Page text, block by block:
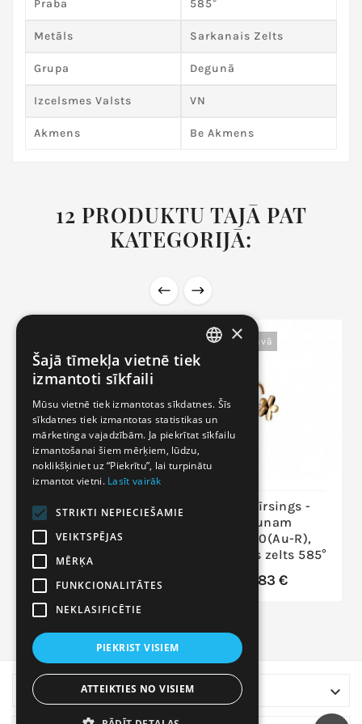
Praba 585°
Metāls Sarkanais Zelts
Grupa Degunā
Izcelsmes Valsts VN
Akmens Be Akmens
12 PRODUKTU TAJĀ PAT
KATEGORIJĀ:
Zelta pīrsings -
1930044(Au-R)_CZ,
Sarkanais Zelts
585°, Cirkoni
Nav Noliktavā
Zelta pīrsings -
degunam
1930030(Au-R),
Sarkanais zelts 585°
29,83 €
VEIKALA INFORMĀCIJA 
LITHUANIAN
RUSSIAN
ENGLISH
×
Šajā tīmekļa vietnē tiek
izmantoti sīkfaili
Mūsu vietnē tiek izmantotas sīkdatnes. Šīs
sīkdatnes tiek izmantotas statistikas un
mārketinga vajadzībām. Ja piekrītat sīkfailu
izmantošanai šiem mērķiem, lūdzu,
noklikšķiniet uz “Piekrītu”, lai turpinātu
izmantot vietni. Lasīt vairāk
STRIKTI NEPIECIEŠAMIE
VEIKTSPĒJAS
MĒRĶA
FUNKCIONALITĀTES
NEKLASIFICĒTIE
PIEKRIST VISIEM
ATTEIKTIES NO VISIEM